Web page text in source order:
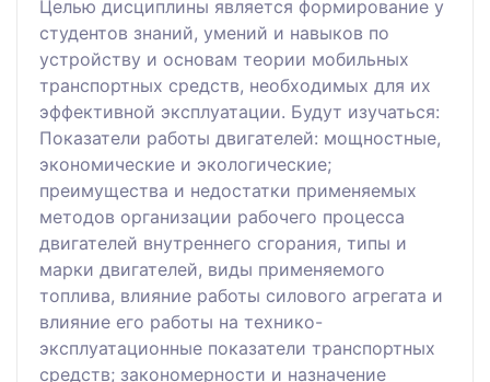
Целью дисциплины является формирование у
студентов знаний, умений и навыков по
устройству и основам теории мобильных
транспортных средств, необходимых для их
эффективной эксплуатации. Будут изучаться:
Показатели работы двигателей: мощностные,
экономические и экологические;
преимущества и недостатки применяемых
методов организации рабочего процесса
двигателей внутреннего сгорания, типы и
марки двигателей, виды применяемого
топлива, влияние работы силового агрегата и
влияние его работы на технико-
эксплуатационные показатели транспортных
средств; закономерности и назначение